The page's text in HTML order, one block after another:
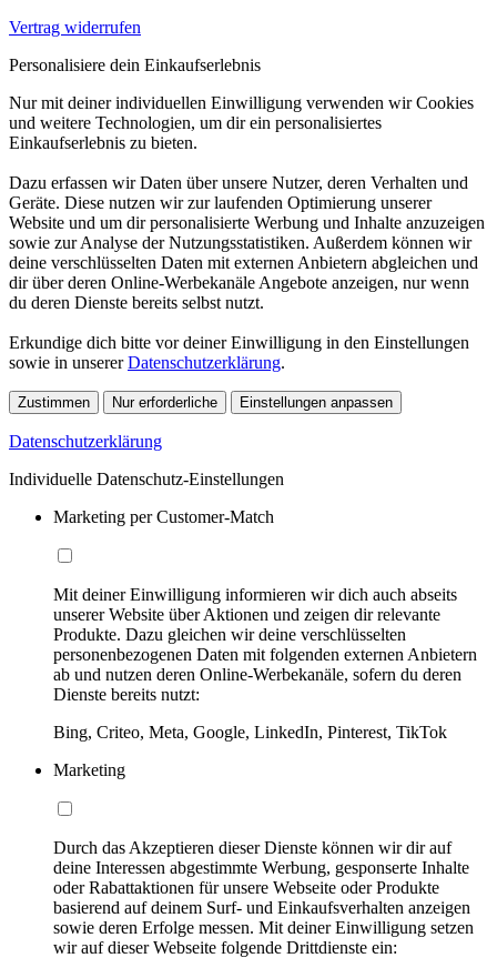
Vertrag widerrufen
Personalisiere dein Einkaufserlebnis
Nur mit deiner individuellen Einwilligung verwenden wir Cookies
und weitere Technologien, um dir ein personalisiertes
Einkaufserlebnis zu bieten.
Dazu erfassen wir Daten über unsere Nutzer, deren Verhalten und
Geräte. Diese nutzen wir zur laufenden Optimierung unserer
Website und um dir personalisierte Werbung und Inhalte anzuzeigen
sowie zur Analyse der Nutzungsstatistiken. Außerdem können wir
deine verschlüsselten Daten mit externen Anbietern abgleichen und
dir über deren Online-Werbekanäle Angebote anzeigen, nur wenn
du deren Dienste bereits selbst nutzt.
Erkundige dich bitte vor deiner Einwilligung in den Einstellungen
sowie in unsererDatenschutzerklärung.
Zustimmen Nur erforderliche Einstellungen anpassen
Datenschutzerklärung
Individuelle Datenschutz-Einstellungen
Marketing per Customer-Match
Mit deiner Einwilligung informieren wir dich auch abseits
unserer Website über Aktionen und zeigen dir relevante
Produkte. Dazu gleichen wir deine verschlüsselten
personenbezogenen Daten mit folgenden externen Anbietern
ab und nutzen deren Online-Werbekanäle, sofern du deren
Dienste bereits nutzt:
Bing, Criteo, Meta, Google, LinkedIn, Pinterest, TikTok
Marketing
Durch das Akzeptieren dieser Dienste können wir dir auf
deine Interessen abgestimmte Werbung, gesponserte Inhalte
oder Rabattaktionen für unsere Webseite oder Produkte
basierend auf deinem Surf- und Einkaufsverhalten anzeigen
sowie deren Erfolge messen. Mit deiner Einwilligung setzen
wir auf dieser Webseite folgende Drittdienste ein: